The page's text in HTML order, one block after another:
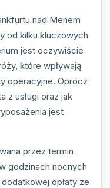
nad Menem
od kilku kluczowych
jest oczywiście
które wpływają
operacyjne. Oprócz
z usługi oraz jak
jest
przez termin
godzinach nocnych
opłaty ze